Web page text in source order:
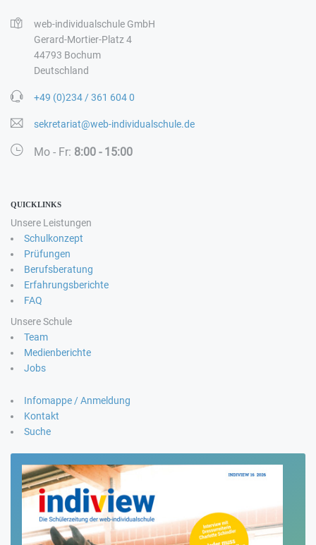
web-individualschule GmbH
Gerard-Mortier-Platz 4
44793 Bochum
Deutschland
+49 (0)234 / 361 604 0
sekretariat@web-individualschule.de
Mo - Fr: 8:00 - 15:00
QUICKLINKS
Unsere Leistungen
Schulkonzept
Prüfungen
Berufsberatung
Erfahrungsberichte
FAQ
Unsere Schule
Team
Medienberichte
Jobs
Infomappe / Anmeldung
Kontakt
Suche